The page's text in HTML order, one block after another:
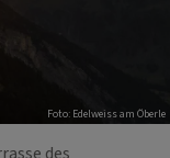
Foto: Edelweiss am Öberle